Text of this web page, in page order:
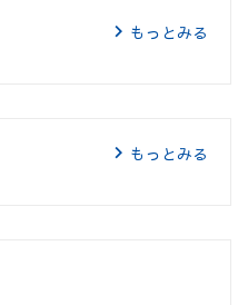
もっとみる
もっとみる